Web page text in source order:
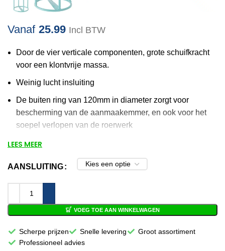
Vanaf 25.99 Incl BTW
Door de vier verticale componenten, grote schuifkracht
voor een klontvrije massa.
Weinig lucht insluiting
De buiten ring van 120mm in diameter zorgt voor
bescherming van de aanmaakemmer, en ook voor het
soepel verlopen van de roerwerk
Flexibele aansluitingen
Afmeting: 120x590mm
Vóór 12:00 besteld, volgende werkdag in
huis!
LEES MEER
AANSLUITING
VOEG TOE AAN WINKELWAGEN
Scherpe prijzen Snelle levering
Groot assortiment
Professioneel advies